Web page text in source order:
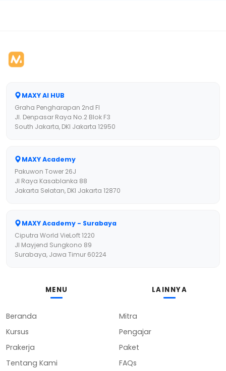
MAXY AI HUB
Graha Pengharapan 2nd Fl
Jl. Denpasar Raya No.2 Blok F3
South Jakarta, DKI Jakarta 12950
MAXY Academy
Pakuwon Tower 26J
Jl Raya Kasablanka 88
Jakarta Selatan, DKI Jakarta 12870
MAXY Academy - Surabaya
Ciputra World VieLoft 1220
Jl Mayjend Sungkono 89
Surabaya, Jawa Timur 60224
MENU
Beranda
Kursus
Prakerja
Tentang Kami
LAINNYA
Mitra
Pengajar
Paket
FAQs